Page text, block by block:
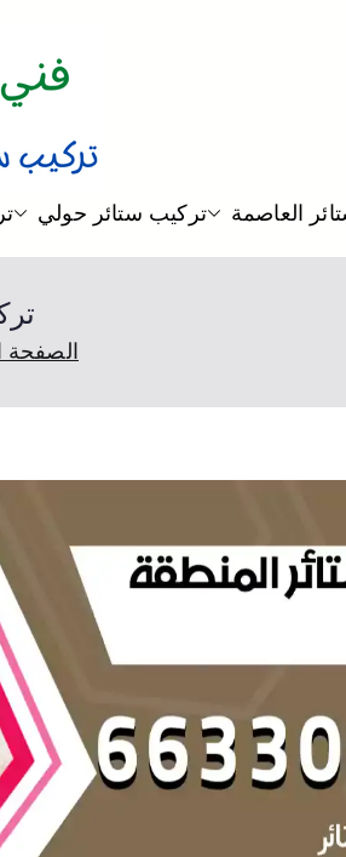
العاصمة تركيب ستائر حولي
الصفحة